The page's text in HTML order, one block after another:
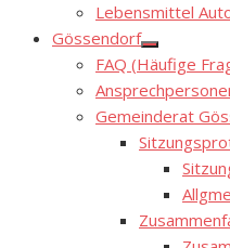
Lebensmittel
Gössendorf
Show
sub
menu
FAQ (Häufige
Gemeinderat